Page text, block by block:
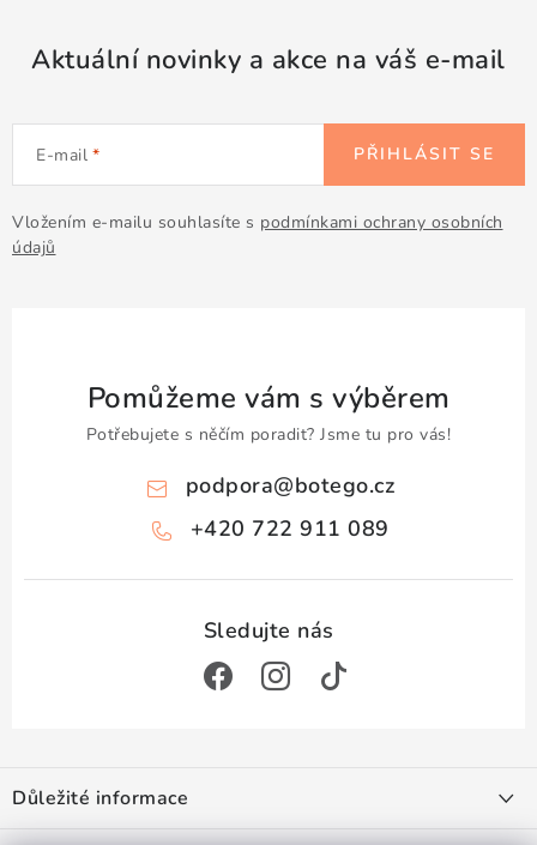
Aktuální novinky a akce na váš e-mail
E-mail
Vložením e-mailu souhlasíte s podmínkami ochrany osobních
údajů
PŘIHLÁSIT SE
Pomůžeme vám s výběrem
Potřebujete s něčím poradit? Jsme tu pro vás!
podpora@botego.cz
+420 722 911 089
pDůležité informace